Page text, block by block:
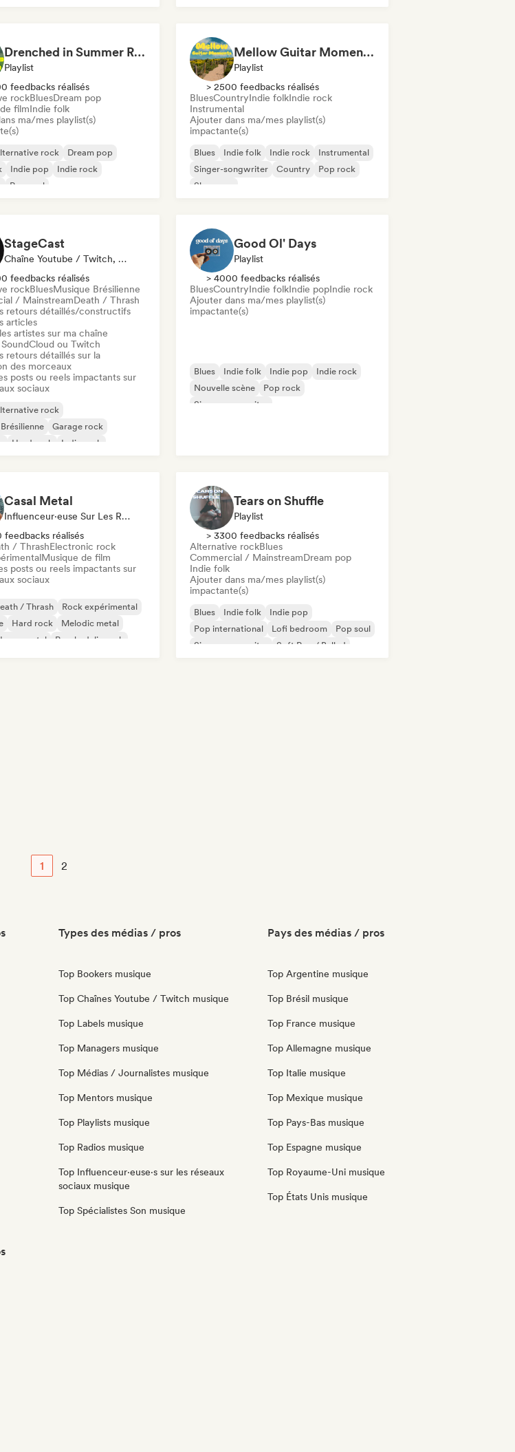
Drenched in Summer Rain 🌧️🌴
Playlist
feedbacks réalisés
rockBluesDream pop
filmIndie folk
ma/mes playlist(s)
rock
Dream pop
Indie pop
Indie rock
Pop soul
Mellow Guitar Moments 🎸 Acoustic Indie Folk & Singer-Songwriter
Playlist
> 2500 feedbacks réalisés
BluesCountryIndie folkIndie rock
Instrumental
Ajouter dans ma/mes playlist(s)
impactante(s)
Blues Indie folk Indie rock
Instrumental
Singer-songwriter
Country
Pop rock
Shoegaze
StageCast
Chaîne Youtube / Twitch, Média / Journaliste, Mentor, Influenceur·euse Sur Les Réseaux Sociaux, Spécialiste Son
feedbacks réalisés
rockBluesMusique Brésilienne
/ MainstreamDeath / Thrash
retours détaillés/constructifs
articles
artistes sur ma chaîne
SoundCloud ou Twitch
retours détaillés sur la
des morceaux
posts ou reels impactants sur
sociaux
rock
Garage rock
Hard rock
Indie rock
Good Ol' Days
Playlist
> 4000 feedbacks réalisés
BluesCountryIndie folkIndie popIndie rock
Ajouter dans ma/mes playlist(s)
impactante(s)
Blues Indie folk Indie pop
Indie rock
Nouvelle scène
Pop rock
Singer-songwriter
Casal Metal
Influenceur·euse Sur Les Réseaux Sociaux
feedbacks réalisés
/ ThrashElectronic rock
Musique de film
posts ou reels impactants sur
sociaux
/ Thrash
Rock expérimental
Hard rock
Melodic metal
metal
Psychedelic rock
Tears on Shuffle
Playlist
> 3300 feedbacks réalisés
Alternative rockBlues
Commercial / MainstreamDream pop
Indie folk
Ajouter dans ma/mes playlist(s)
impactante(s)
Blues Indie folk
Indie pop
Pop international
Lofi bedroom
Pop soul
Singer-songwriter
Soft Pop / Ballad
1 2
Types des médias / pros
Top Bookers musique
Top Chaînes Youtube / Twitch musique
Top Labels musique
Top Managers musique
Top Médias / Journalistes musique
Top Mentors musique
Top Playlists musique
Top Radios musique
Top Influenceur·euse·s sur les réseaux
sociaux musique
Top Spécialistes Son musique
Pays des médias / pros
Top Argentine musique
Top Brésil musique
Top France musique
Top Allemagne musique
Top Italie musique
Top Mexique musique
Top Pays-Bas musique
Top Espagne musique
Top Royaume-Uni musique
Top États Unis musique